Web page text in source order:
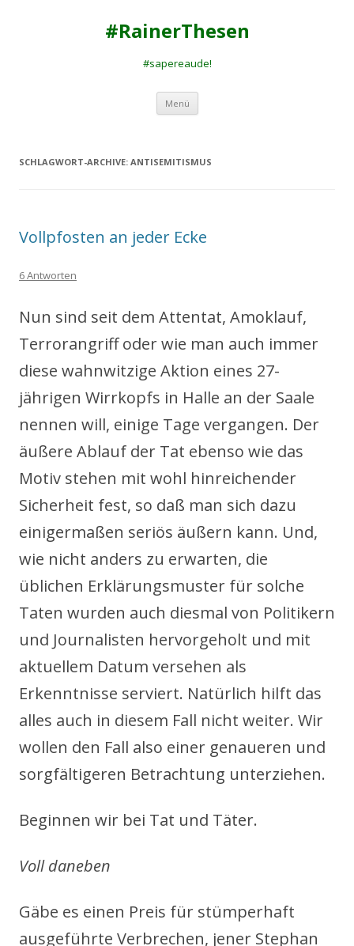
#RainerThesen
#sapereaude!
Menü Zum
springen
SCHLAGWORT-ARCHIVE: ANTISEMITISMUS
Vollpfosten an jeder Ecke
6 Antworten
Nun sind seit dem Attentat, Amoklauf,
Terrorangriff oder wie man auch immer
diese wahnwitzige Aktion eines 27-
jährigen Wirrkopfs in Halle an der Saale
nennen will, einige Tage vergangen. Der
äußere Ablauf der Tat ebenso wie das
Motiv stehen mit wohl hinreichender
Sicherheit fest, so daß man sich dazu
einigermaßen seriös äußern kann. Und,
wie nicht anders zu erwarten, die
üblichen Erklärungsmuster für solche
Taten wurden auch diesmal von Politikern
und Journalisten hervorgeholt und mit
aktuellem Datum versehen als
Erkenntnisse serviert. Natürlich hilft das
alles auch in diesem Fall nicht weiter. Wir
wollen den Fall also einer genaueren und
sorgfältigeren Betrachtung unterziehen.
Beginnen wir bei Tat und Täter.
Voll daneben
Gäbe es einen Preis für stümperhaft
ausgeführte Verbrechen, jener Stephan